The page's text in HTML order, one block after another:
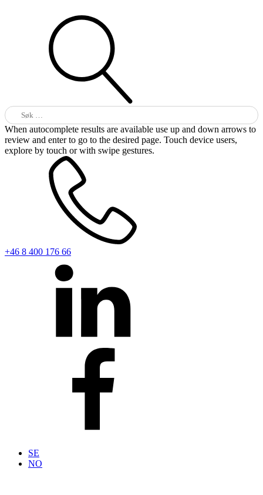
Søk
etter:
When autocomplete results are available use up and down arrows to
review and enter to go to the desired page. Touch device users,
explore by touch or with swipe gestures.
+46 8 400 176 66
SE
NO